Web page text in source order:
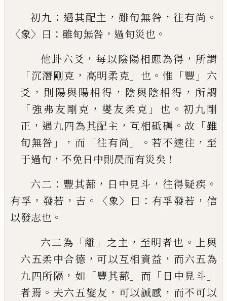
初九 ： 遇其配主 ， 雖旬無咎 ， 往有尚 。
〈象〉 曰 ： 雖旬無咎 ， 過旬災也 。
他卦六爻 ， 每以陰陽相應為得 ， 所謂
「沉潛剛克 ， 高明柔克 」 也 。 惟 「豐 」 六
爻 ， 則陽與陽相得 ， 陰與陰相得 ， 所謂
「強弗友剛克 ， 燮友柔克 」 也 。 初九剛
正 ， 遇九四為其配主 ， 互相砥礪 。故 「雖
旬無咎 」， 而 「往有尚 」。若不速往 ， 至
于過旬 ， 不免日中則昃而有災矣 ！
六二 ： 豐其蔀 ， 日中見斗 ， 往得疑疾 。
有孚 ， 發若 ， 吉 。〈象〉 曰 ： 有孚發若 ， 信
以發志也 。
六二為 「離 」 之主 ， 至明者也 。
上與
六五柔中合德 ， 可以互相資益 ， 而六五為
九四所隔 ， 如 「豐其蔀 」 而 「 日 中見斗 」
者焉 。 夫六五燮友 ， 可以誠感 ， 而不可以